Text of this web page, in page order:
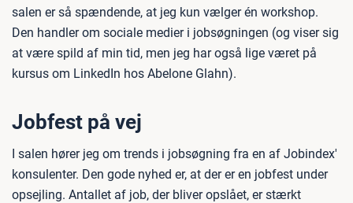
salen er så spændende, at jeg kun vælger én workshop.
Den handler om sociale medier i jobsøgningen (og viser sig
at være spild af min tid, men jeg har også lige været på
kursus om LinkedIn hos Abelone Glahn).
Jobfest på vej
I salen hører jeg om trends i jobsøgning fra en af Jobindex'
konsulenter. Den gode nyhed er, at der er en jobfest under
opsejling. Antallet af job, der bliver opslået, er stærkt